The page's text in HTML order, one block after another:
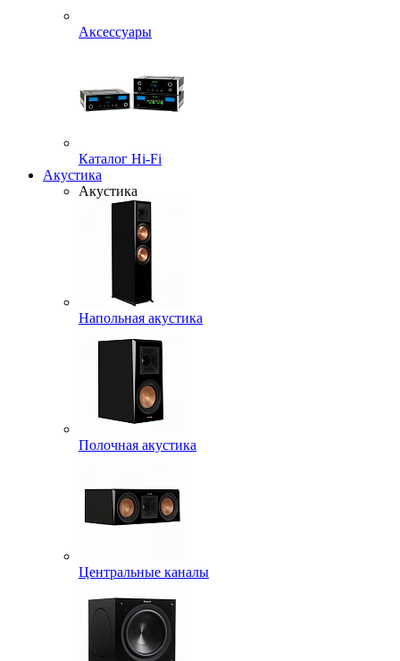
Аксессуары
Каталог Hi-Fi
Акустика
Акустика
Напольная акустика
Полочная акустика
Центральные каналы